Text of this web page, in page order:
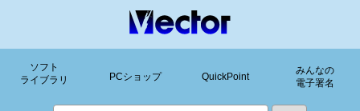
ソフト
ライブラリ
PCショップ QuickPoint
みんなの
電子署名